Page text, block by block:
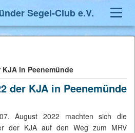
Segel-Club e.V.
KJA in Peenemünde
der KJA in Peenemünde
August 2022 machten sich die
der KJA auf den Weg zum MRV